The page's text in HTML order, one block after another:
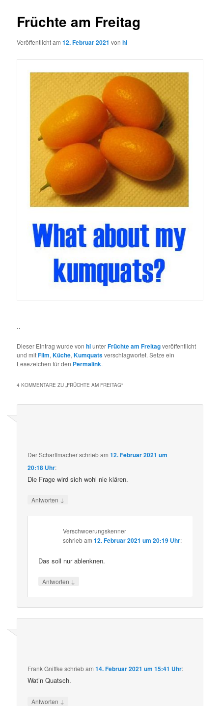
Früchte am Freitag
Veröffentlicht am12. Februar 2021 vonhl
..
Dieser Eintrag wurde vonhlunterFrüchte am Freitagveröffentlicht
und mitFilm,Küche,Kumquatsverschlagwortet. Setze ein
Lesezeichen für den Permalink.
4 KOMMENTARE ZU „FRÜCHTE AM FREITAG“
Der Scharffmacherschriebam12. Februar 2021 um
20:18 Uhr:
Die Frage wird sich wohl nie klären.
Antworten ↓
Verschwoerungskenner
schriebam12. Februar 2021 um 20:19 Uhr:
Das soll nur ablenknen.
Antworten ↓
Frank Gniffke schriebam14. Februar 2021 um 15:41 Uhr:
Wat’n Quatsch.
Antworten ↓